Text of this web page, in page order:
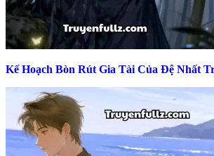
Kế Hoạch Bòn Rút Gia Tài Của Đệ Nhất